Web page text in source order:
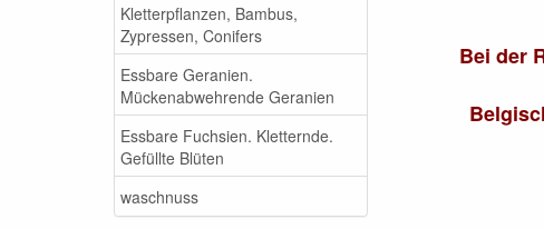
Kletterpflanzen, Bambus,
Zypressen, Conifers
Essbare Geranien.
Mückenabwehrende Geranien
Essbare Fuchsien. Kletternde.
Gefüllte Blüten
waschnuss
Bei der